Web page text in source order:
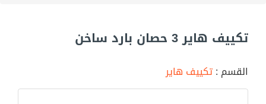
تكييف هاير 3 حصان بارد ساخن
القسم :تكييف هاير